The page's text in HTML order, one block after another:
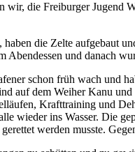
die Freiburger Jugend
die Zelte aufgebaut
Abendessen und danach
schon früh wach und
auf dem Weiher Kanu
Krafttraining und
wieder ins Wasser. Die
werden musste.